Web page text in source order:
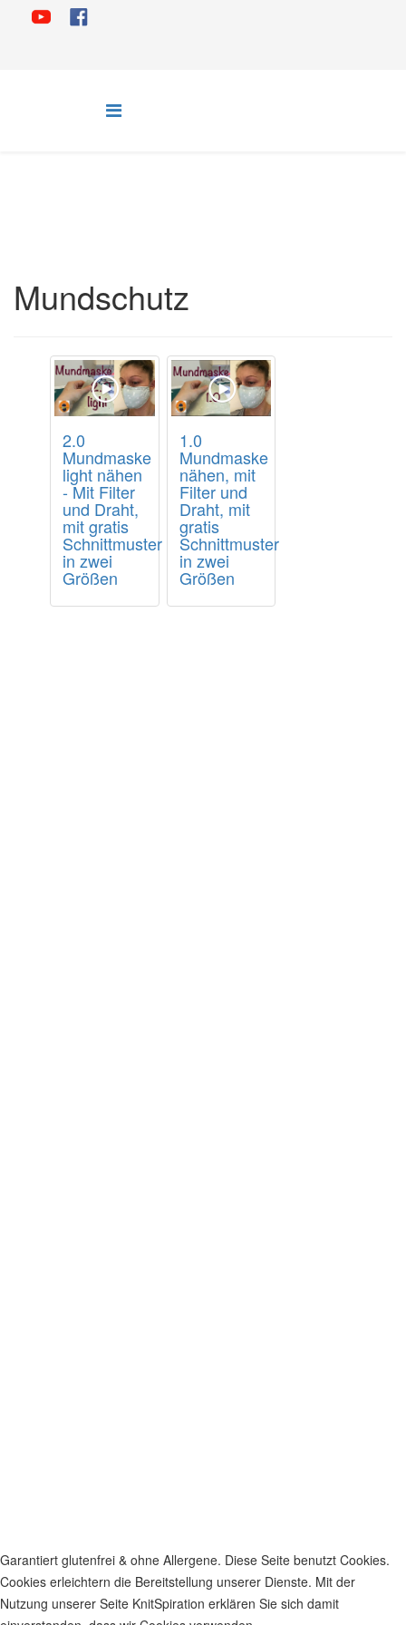
Mundschutz
2.0
Mundmaske
light nähen
- Mit Filter
und Draht,
mit gratis
Schnittmuster
in zwei
Größen
1.0
Mundmaske
nähen, mit
Filter und
Draht, mit
gratis
Schnittmuster
in zwei
Größen
Garantiert glutenfrei & ohne Allergene. Diese Seite benutzt Cookies.
Cookies erleichtern die Bereitstellung unserer Dienste. Mit der
Nutzung unserer Seite KnitSpiration erklären Sie sich damit